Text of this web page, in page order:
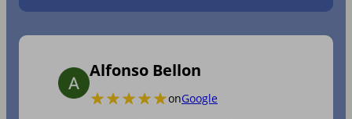
Alfonso Bellon
onGoogle